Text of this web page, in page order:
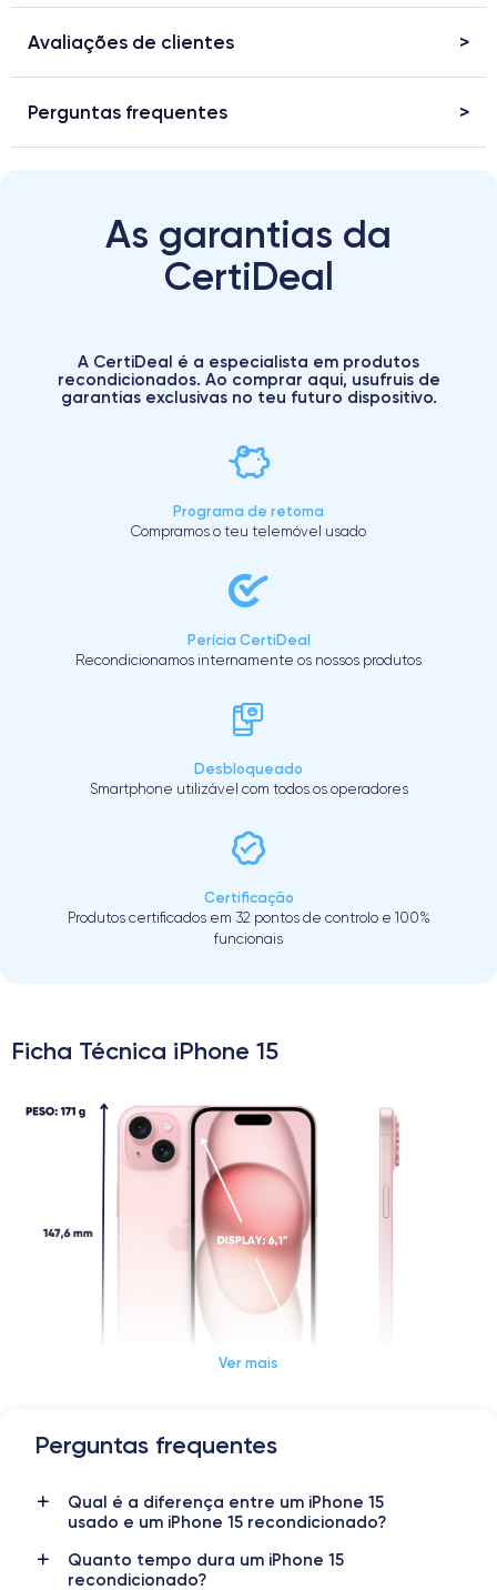
Avaliações de clientes
Perguntas frequentes
As garantias da
CertiDeal
A CertiDeal é a especialista em produtos
recondicionados. Ao comprar aqui, usufruis de
garantias exclusivas no teu futuro dispositivo.
Programa de retoma
Compramos o teu telemóvel usado
Perícia CertiDeal
Recondicionamos internamente os nossos produtos
Desbloqueado
Smartphone utilizável com todos os operadores
Certificação
Produtos certificados em 32 pontos de controlo e 100%
funcionais
Ficha Técnica iPhone 15
Dimensões e peso do iPhone 15
Data de lançamento
22/09/2023
Sistema operativo
iOS(iOS 26)
Dimensões
Ver mais
Perguntas frequentes
Qual é a diferença entre um iPhone 15
usado e um iPhone 15 recondicionado?
Quanto tempo dura um iPhone 15
recondicionado?